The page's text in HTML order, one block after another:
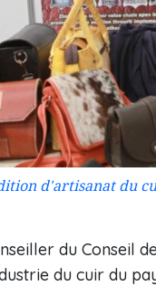
d'artisanat du
du Conseil
du cuir du